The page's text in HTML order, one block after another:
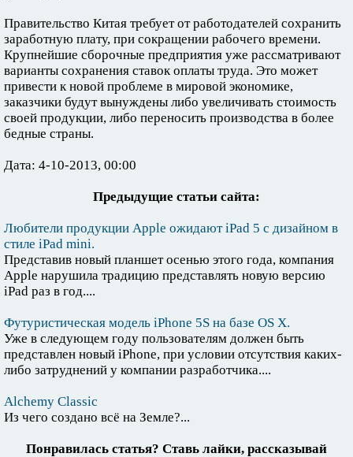
Правительство Китая требует от работодателей сохранить
заработную плату, при сокращении рабочего времени.
Крупнейшие сборочные предприятия уже рассматривают
варианты сохранения ставок оплаты труда. Это может
привести к новой проблеме в мировой экономике,
заказчики будут вынуждены либо увеличивать стоимость
своей продукции, либо переносить производства в более
бедные страны.
Дата: 4-10-2013, 00:00
Предыдущие статьи сайта:
Любители продукции Apple ожидают iPad 5 с дизайном в
стиле iPad mini.
Представив новый планшет осенью этого года, компания
Apple нарушила традицию представлять новую версию
iPad раз в год....
Футуристическая модель iPhone 5S на базе OS X.
Уже в следующем году пользователям должен быть
представлен новый iPhone, при условии отсутствия каких-
либо затруднений у компании разработчика....
Alchemy Classic
Из чего создано всё на Земле?...
Понравилась статья? Ставь лайки, рассказывай